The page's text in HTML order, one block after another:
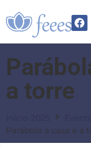
a torre
Parábola a casa e a